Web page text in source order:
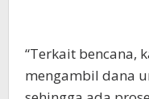
“Terkait bencana,
mengambil dana